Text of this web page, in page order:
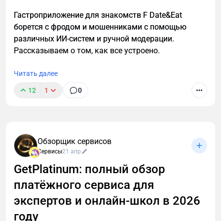
Гастроприложение для знакомств F Date&Eat
борется с фродом и мошенниками с помощью
различных ИИ-систем и ручной модерации.
Рассказываем о том, как все устроено.
Читать далее
12 1 0
Обзорщик сервисов
Сервисы21 апр
GetPlatinum: полный обзор
платёжного сервиса для
экспертов и онлайн-школ в 2026
году